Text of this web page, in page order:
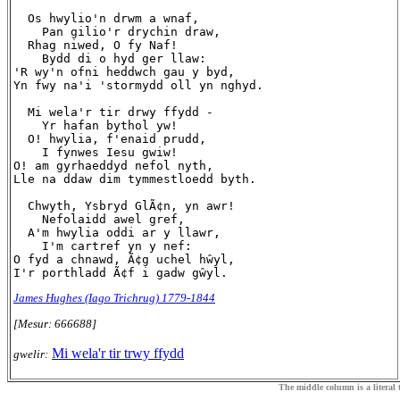
  Os hwylio'n drwm a wnaf,
    Pan gilio'r drychin draw,
  Rhag niwed, O fy Naf!
    Bydd di o hyd ger llaw:
'R wy'n ofni heddwch gau y byd,
Yn fwy na'i 'stormydd oll yn nghyd.
  Mi wela'r tir drwy ffydd -
    Yr hafan bythol yw!
  O! hwylia, f'enaid prudd,
    I fynwes Iesu gwiw!
O! am gyrhaeddyd nefol nyth,
Lle na ddaw dim tymmestloedd byth.
  Chwyth, Ysbryd GlÃ¢n, yn awr!
    Nefolaidd awel gref,
  A'm hwylia oddi ar y llawr,
    I'm cartref yn y nef:
O fyd a chnawd, Ã¢g uchel hŵyl,
James Hughes (Iago Trichrug) 1779-1844
[Mesur: 666688]
gwelir: Mi wela'r tir trwy ffydd
The middle column is a literal